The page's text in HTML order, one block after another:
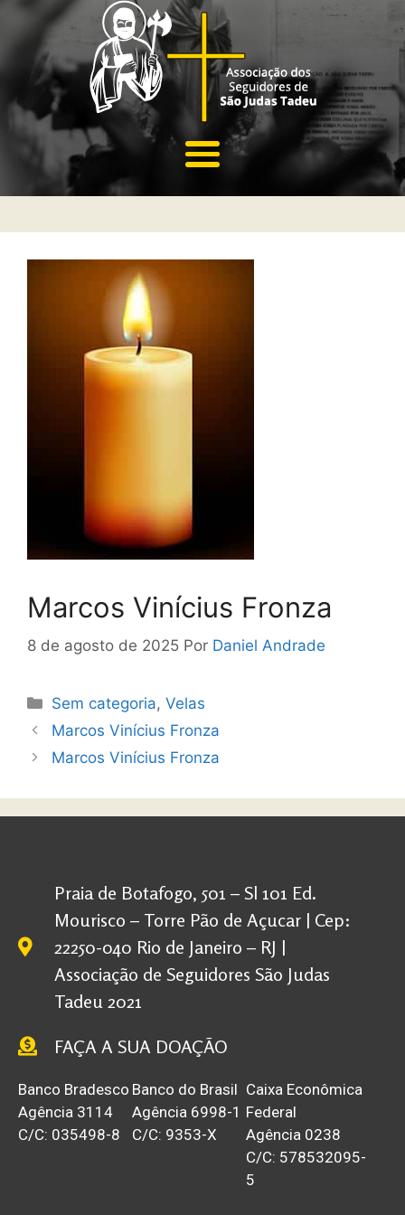
Marcos Vinícius Fronza
8 de agosto de 2025 Por Daniel Andrade
Sem categoria,Velas
Marcos Vinícius Fronza
Marcos Vinícius Fronza
Praia de Botafogo, 501 – Sl 101 Ed.
Mourisco – Torre Pão de Açucar | Cep:
22250-040 Rio de Janeiro – RJ |
Associação de Seguidores São Judas
Tadeu 2021
FAÇA A SUA DOAÇÃO
Banco Bradesco
Agência 3114
C/C: 035498-8
Banco do Brasil
Agência 6998-1
C/C: 9353-X
Caixa Econômica
Federal
Agência 0238
C/C: 578532095-
5